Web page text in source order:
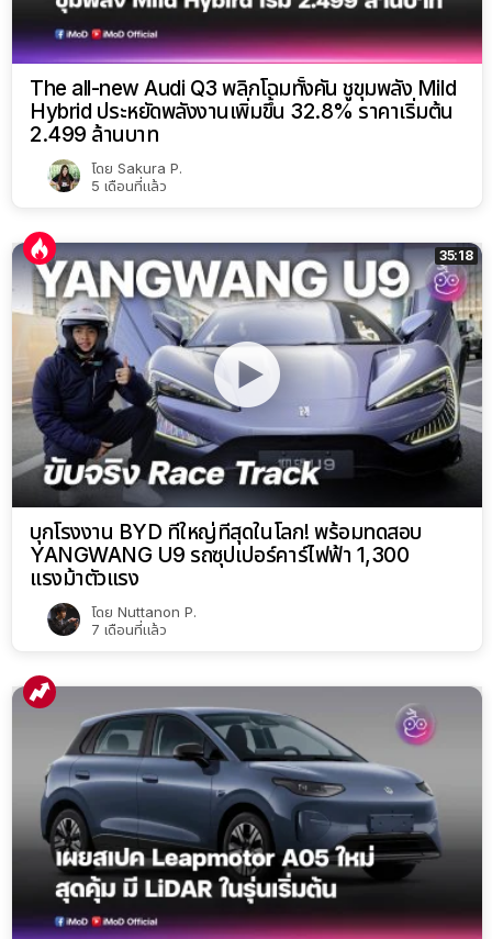
The all-new Audi Q3 พลิกโฉมทั้งคัน ชูขุมพลัง Mild
Hybrid ประหยัดพลังงานเพิ่มขึ้น 32.8% ราคาเริ่มต้น
2.499 ล้านบาท
โดย Sakura P.
5 เดือนที่แล้ว
35:18
บุกโรงงาน BYD ที่ใหญ่ที่สุดในโลก! พร้อมทดสอบ
YANGWANG U9 รถซุปเปอร์คาร์ไฟฟ้า 1,300
แรงม้าตัวแรง
โดย Nuttanon P.
7 เดือนที่แล้ว